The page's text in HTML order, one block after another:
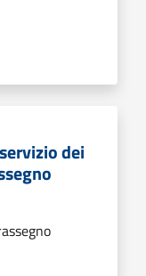
dei